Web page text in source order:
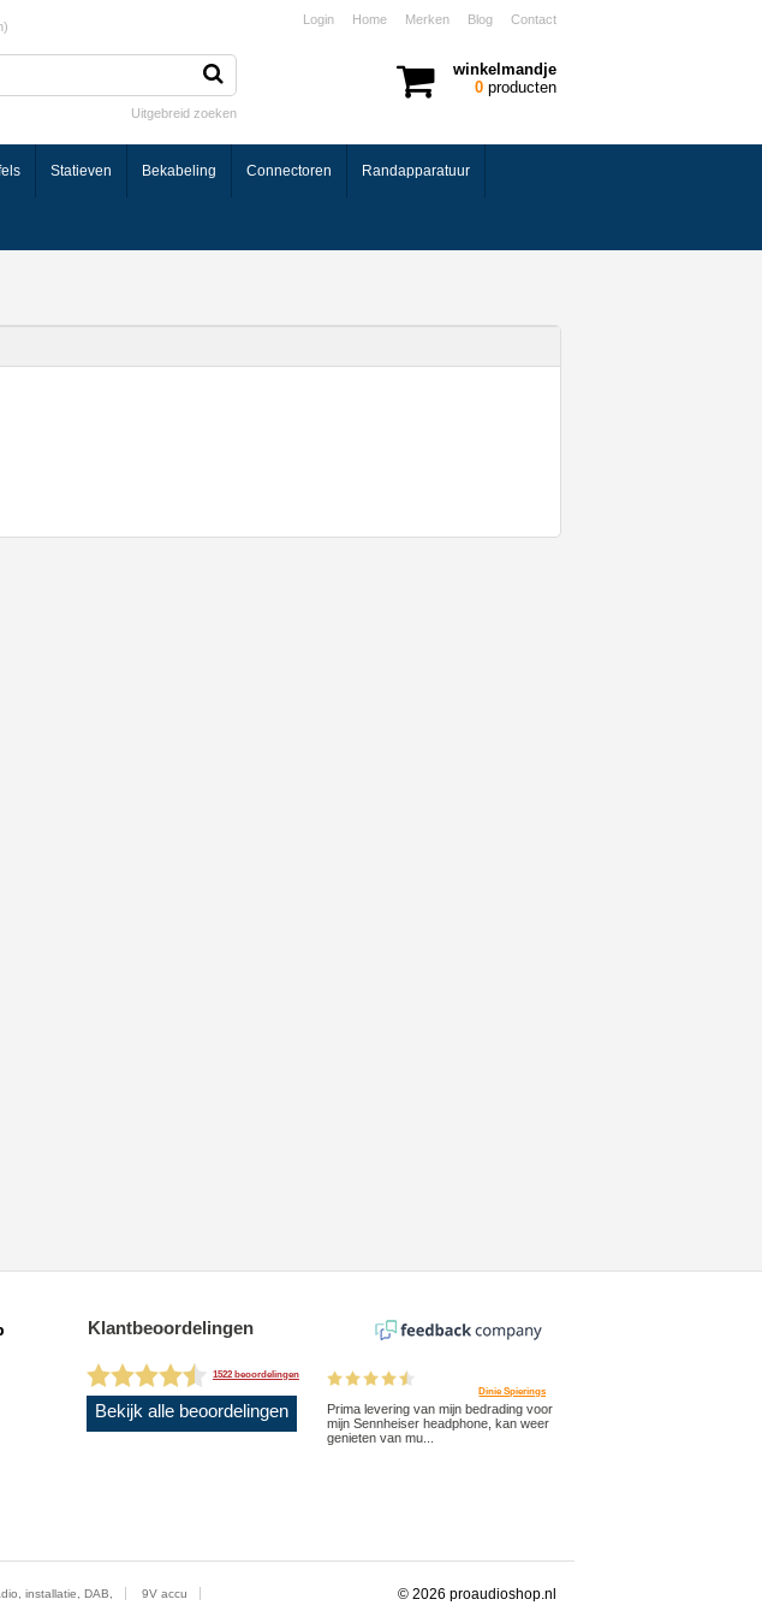
Login Home Merken Blog Contact
winkelmandje
0producten
)
Uitgebreid zoeken
Statieven Bekabeling Connectoren Randapparatuur
Klantbeoordelingen
1522 beoordelingen
Bekijk alle beoordelingen
Dinie Spierings
Prima levering van mijn bedrading voor
mijn Sennheiser headphone, kan weer
genieten van mu...
installatie, DAB, 9V accu © 2026 proaudioshop.nl